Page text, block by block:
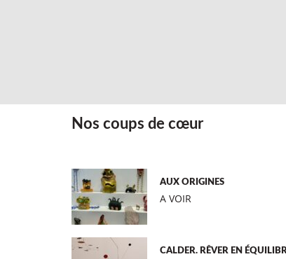
Nos coups de cœur
AUX ORIGINES
A VOIR
CALDER. RÊVER EN